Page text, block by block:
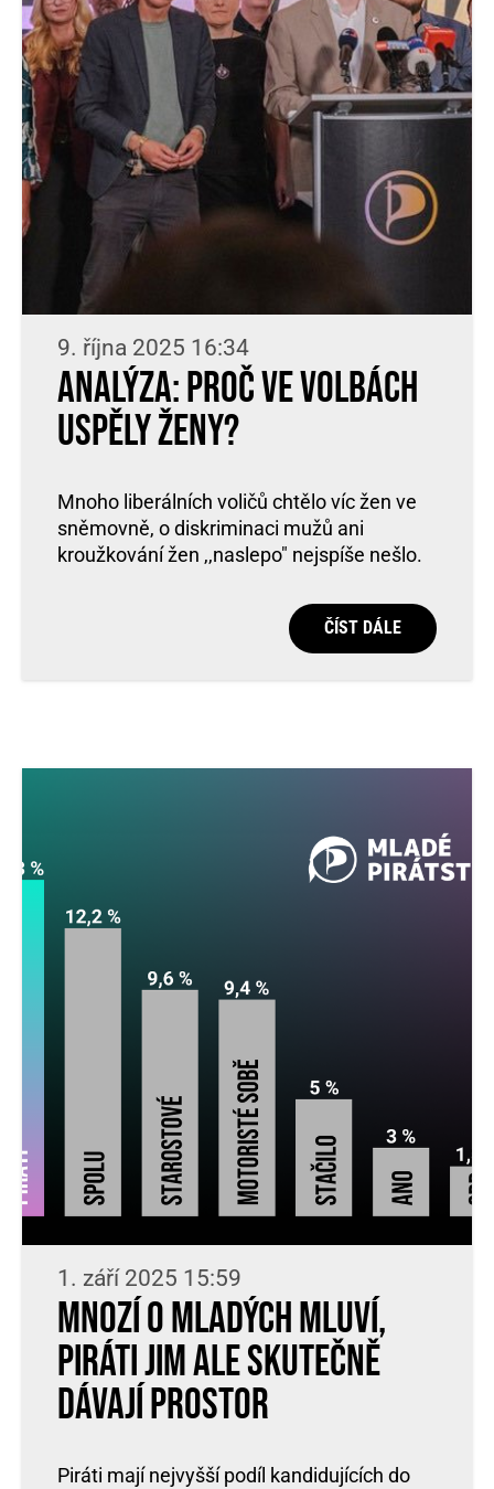
9. října 2025 16:34
Analýza: proč ve volbách
uspěly ženy?
Mnoho liberálních voličů chtělo víc žen ve
sněmovně, o diskriminaci mužů ani
kroužkování žen ,,naslepo" nejspíše nešlo.
ČÍST DÁLE
1. září 2025 15:59
Mnozí o mladých mluví,
Piráti jim ale skutečně
dávají prostor
Piráti mají nejvyšší podíl kandidujících do